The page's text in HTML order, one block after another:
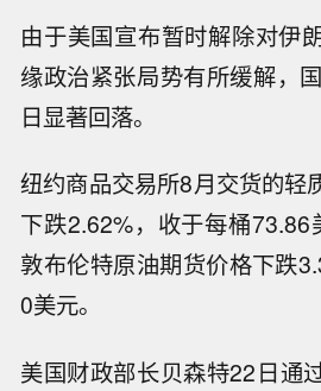
由于美国宣布暂时解除对伊
缘政治紧张局势有所缓解，
日显著回落。
纽约商品交易所8月交货的轻
下跌2.62%，收于每桶
敦布伦特原油期货价格下跌
0美元。
美国财政部长贝森特22日通